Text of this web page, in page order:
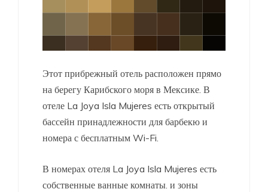
Этот прибрежный отель расположен прямо
на берегу Карибского моря в Мексике. В
отеле La Joya Isla Mujeres есть открытый
бассейн принадлежности для барбекю и
номера с бесплатным Wi-Fi.
В номерах отеля La Joya Isla Mujeres есть
собственные ванные комнаты. и зоны